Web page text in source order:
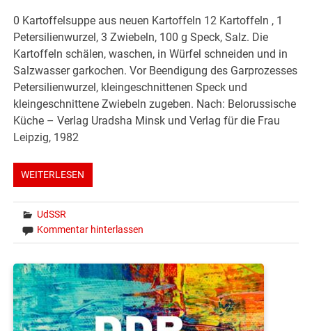
0 Kartoffelsuppe aus neuen Kartoffeln 12 Kartoffeln , 1
Petersilienwurzel, 3 Zwiebeln, 100 g Speck, Salz. Die
Kartoffeln schälen, waschen, in Würfel schneiden und in
Salzwasser garkochen. Vor Beendigung des Garprozesses
Petersilienwurzel, kleingeschnittenen Speck und
kleingeschnittene Zwiebeln zugeben. Nach: Belorussische
Küche – Verlag Uradsha Minsk und Verlag für die Frau
Leipzig, 1982
WEITERLESEN
UdSSR
Kommentar hinterlassen